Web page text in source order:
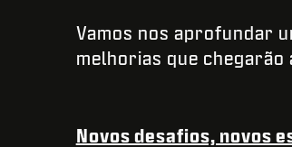
Vamos nos aprofundar
melhorias que chegarão
Novos desafios, novos